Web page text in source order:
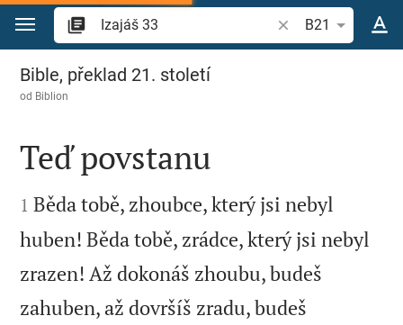
Přejít na obsah
Vyhledat biblický
B21
Izajáš 33
Bible, překlad 21. století
od Biblion

Teď povstanu

1 Běda tobě, zhoubce, který jsi nebyl
huben! Běda tobě, zrádce, který jsi nebyl
zrazen! Až dokonáš zhoubu, budeš
zahuben, až dovršíš zradu, budeš